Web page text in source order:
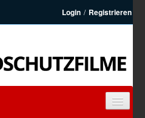
Login / Registrieren